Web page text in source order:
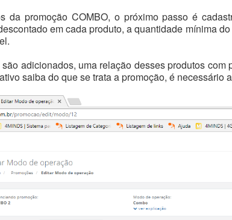
da promoção COMBO, o próximo passo é
em cada produto, a quantidade mínima
adicionados, uma relação desses produtos
saiba do que se trata a promoção, é necessário